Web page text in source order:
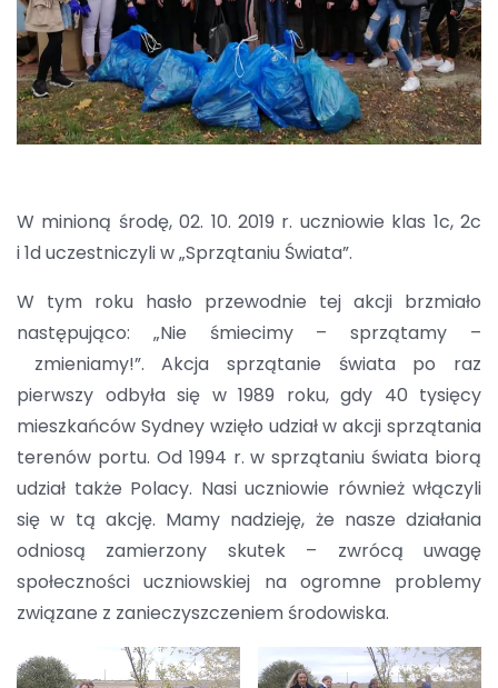
W minioną środę, 02. 10. 2019 r. uczniowie klas 1c, 2c
i 1d uczestniczyli w „Sprzątaniu Świata”.
W tym roku hasło przewodnie tej akcji brzmiało
następująco: „Nie śmiecimy – sprzątamy –
zmieniamy!”. Akcja sprzątanie świata po raz
pierwszy odbyła się w 1989 roku, gdy 40 tysięcy
mieszkańców Sydney wzięło udział w akcji sprzątania
terenów portu. Od 1994 r. w sprzątaniu świata biorą
udział także Polacy. Nasi uczniowie również włączyli
się w tą akcję. Mamy nadzieję, że nasze działania
odniosą zamierzony skutek – zwrócą uwagę
społeczności uczniowskiej na ogromne problemy
związane z zanieczyszczeniem środowiska.